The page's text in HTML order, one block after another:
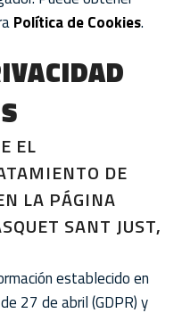
Política de Cookies.
EL
DE
LA PÁGINA
SANT JUST,
establecido en
27 de abril (GDPR) y